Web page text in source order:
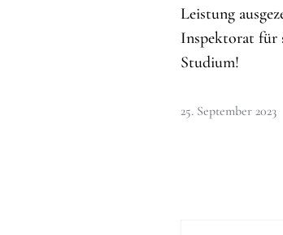
Leistung
Inspektorat für
Studium!
25. September 2023